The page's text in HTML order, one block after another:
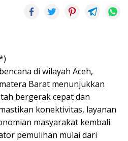
di wilayah Aceh,
Barat menunjukkan
bergerak cepat dan
konektivitas, layanan
masyarakat kembali
pemulihan mulai dari